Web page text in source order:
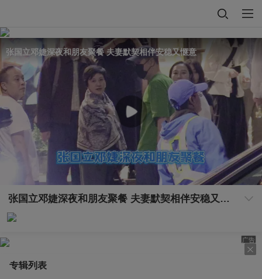
张国立邓婕深夜和朋友聚餐 夫妻默契相伴安稳又惬意
张国立邓婕深夜和朋友聚餐 夫妻默契相伴安稳又惬意
广告
专辑列表